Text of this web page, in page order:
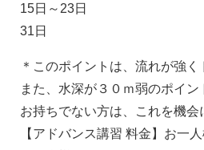
15日～23日
31日
＊このポイントは、流れが強
また、水深が３０ｍ弱のポイ
お持ちでない方は、これを機
【アドバンス講習 料金】お一